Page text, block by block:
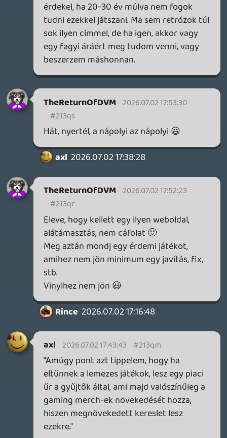
igni 2026.07.02 16:15:46 #213q2
"Majd amikor..." majd= jövőbeli cselekvésre
utal. Szívesen.
Stadia HUN 2026.07.02 06:34:14
Necroman Mk2 2026.07.02 16:15:00 #213q1
2026.07.02 16:05:57
Ugyanez. Mondjuk ha ránézek a polcon
lévő Street Fighter II-re, mindig a
budapesti Sugár központ jut eszembe,
található mini-játékteremben játszottunk
vele egy osztálytársam szülinapján, és egy
függővé. Másrészt meg jól emlékszem,
amikor kijött a játék összecsomagolva a
Super Nintendóval, elmentünk a Sugárban
található Vasedény boltba, ahol kisebb
tömeg állt sorba érte.
És akkor ez egyetlen példa. Nem
mindenhez kötök ennyi emléket, ez is igaz,